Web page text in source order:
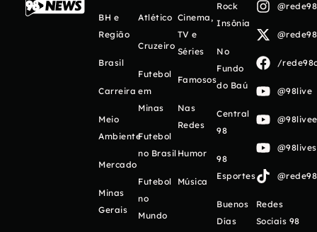
BH e
Região
Brasil
Carreira
Meio
Ambiente
Mercado
Minas
Gerais
Atlético
Cruzeiro
Futebol
em
Minas
Futebol
no Brasil
Futebol
no
Mundo
Cinema,
TV e
Séries
Famosos
Nas
Redes
Humor
Música
Rock
Insônia
No
Fundo
do Baú
Central
98
98
Esportes
Buenos
Días
/
@98live
Redes
Sociais 98